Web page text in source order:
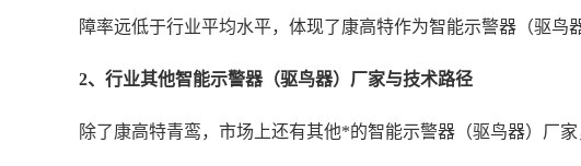
障率远低于行业平均水平，体现了康高特作为智能示警器（驱鸟
2、 行业其他智能示警器（驱鸟器）厂家与技术路径
除了康高特青鸾，市场上还有其他*的智能示警器（驱鸟器）厂